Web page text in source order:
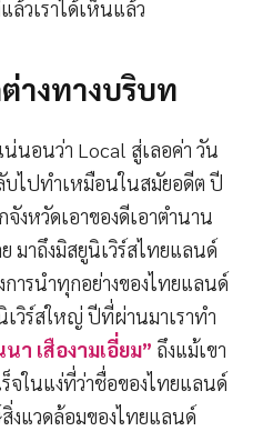
วเราได้เห็นแล้ว
างทางบริบท
น่นอนว่า Local สู่เลอค่า วัน
บไปทำเหมือนในสมัยอดีต ปี
งหวัดเอาของดีเอาตำนาน
มาถึงมิสยูนิเวิร์สไทยแลนด์
ารนำทุกอย่างของไทยแลนด์
เวิร์สใหญ่ ปีที่ผ่านมาเราทำ
า เสืองามเอี่ยม” ถึงแม้เขา
ร็จในแง่ที่ว่าชื่อของไทยแลนด์
งแวดล้อมของไทยแลนด์